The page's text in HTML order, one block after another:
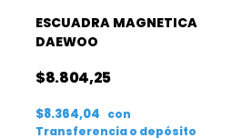
ESCUADRA MAGNETICA
DAEWOO
$8.804,25
$8.364,04 con
Transferencia o depósito